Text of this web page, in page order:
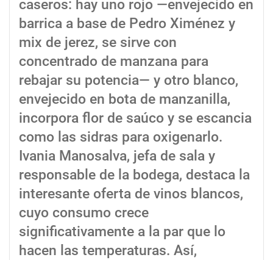
caseros: hay uno rojo —envejecido en
barrica a base de Pedro Ximénez y
mix de jerez, se sirve con
concentrado de manzana para
rebajar su potencia— y otro blanco,
envejecido en bota de manzanilla,
incorpora flor de saúco y se escancia
como las sidras para oxigenarlo.
Ivania Manosalva, jefa de sala y
responsable de la bodega, destaca la
interesante oferta de vinos blancos,
cuyo consumo crece
significativamente a la par que lo
hacen las temperaturas. Así,